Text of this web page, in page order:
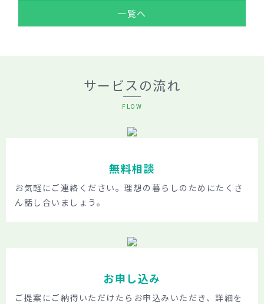
一覧へ
サービスの流れ
FLOW
無料相談
お気軽にご連絡ください。理想の暮らしのためにたくさ
ん話し合いましょう。
お申し込み
ご提案にご納得いただけたらお申込みいただき、詳細を